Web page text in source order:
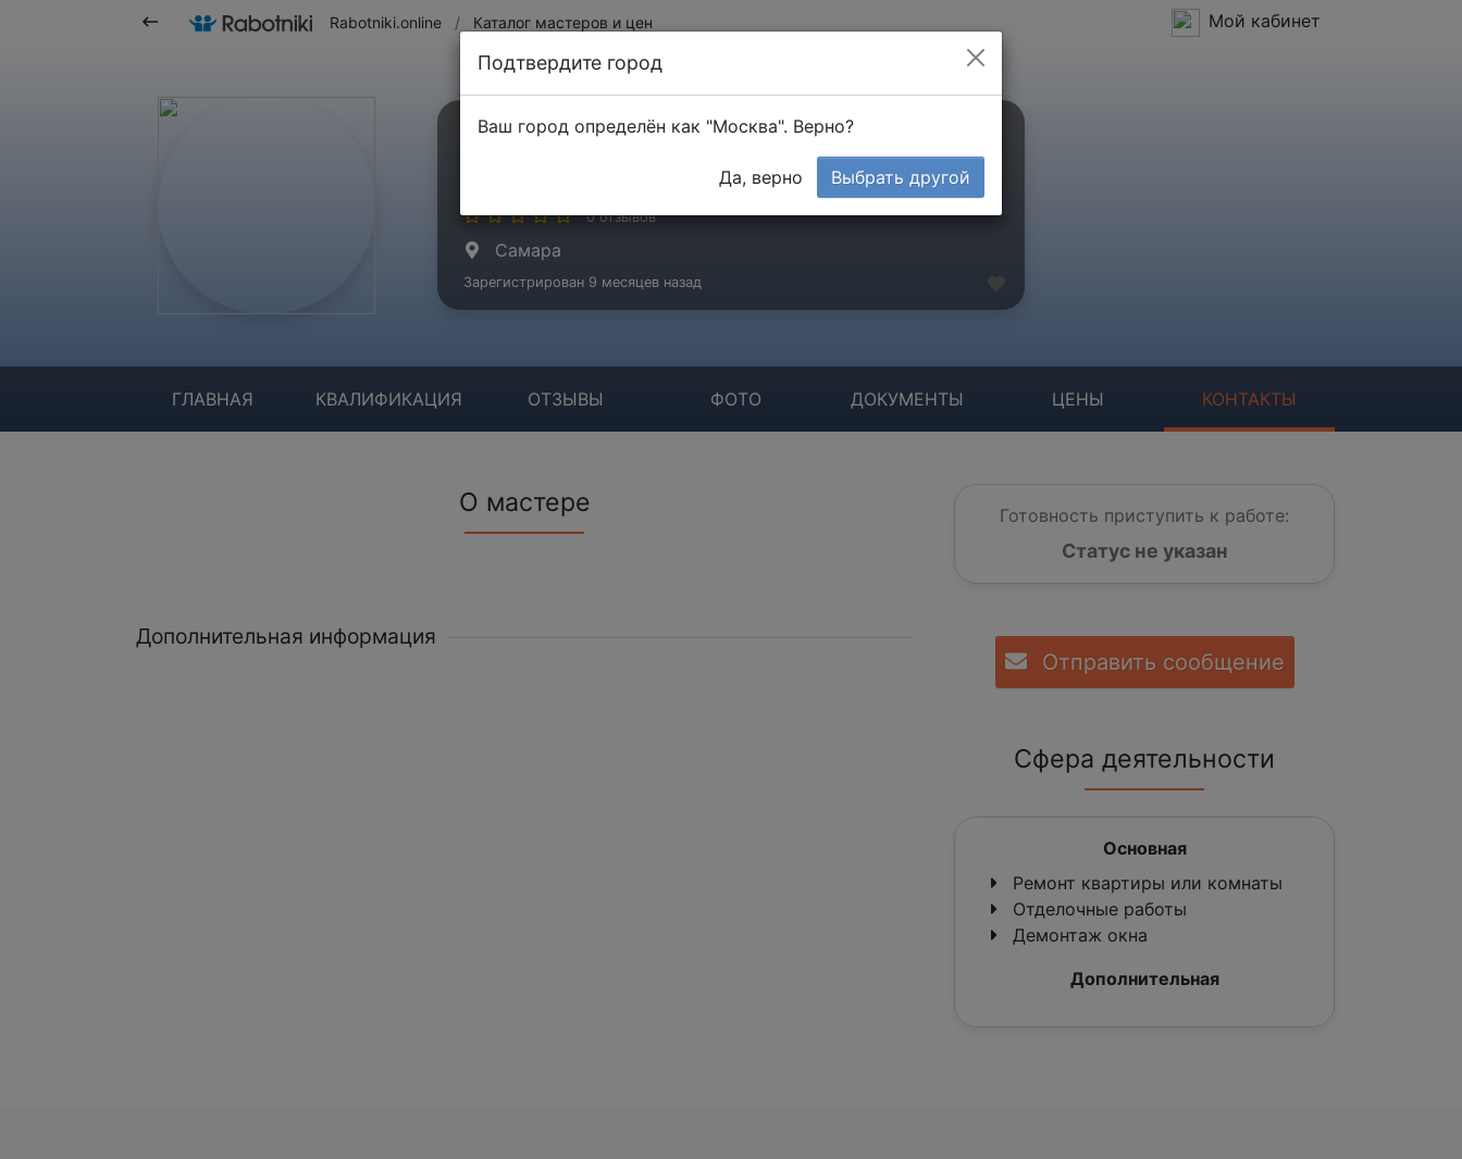
Rabotniki.online / Каталог мастеров и цен Мой кабинет
Романенко Роман
0 отзывов
Самара
Зарегистрирован 9 месяцев назад
ГЛАВНАЯ КВАЛИФИКАЦИЯ ОТЗЫВЫ ФОТО ДОКУМЕНТЫ ЦЕНЫ КОНТАКТЫ
О мастере
Дополнительная информация
Готовность приступить к работе:
Статус не указан
Отправить сообщение
Сфера деятельности
Основная
Ремонт квартиры или комнаты
Отделочные работы
Демонтаж окна
Дополнительная
Подтвердите город
Ваш город определён как "Москва". Верно?
Да, верно Выбрать другой